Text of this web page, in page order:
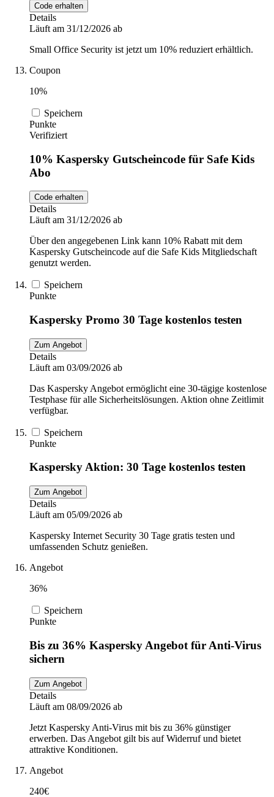
Code erhalten
Details
Läuft am 31/12/2026 ab
Small Office Security ist jetzt um 10% reduziert erhältlich.
Coupon
10%
Speichern
Punkte
Verifiziert
10% Kaspersky Gutscheincode für Safe Kids
Abo
Code erhalten
Details
Läuft am 31/12/2026 ab
Über den angegebenen Link kann 10% Rabatt mit dem
Kaspersky Gutscheincode auf die Safe Kids Mitgliedschaft
genutzt werden.
Speichern
Punkte
Kaspersky Promo 30 Tage kostenlos testen
Zum Angebot
Details
Läuft am 03/09/2026 ab
Das Kaspersky Angebot ermöglicht eine 30-tägige kostenlose
Testphase für alle Sicherheitslösungen. Aktion ohne Zeitlimit
verfügbar.
Speichern
Punkte
Kaspersky Aktion: 30 Tage kostenlos testen
Zum Angebot
Details
Läuft am 05/09/2026 ab
Kaspersky Internet Security 30 Tage gratis testen und
umfassenden Schutz genießen.
Angebot
36%
Speichern
Punkte
Bis zu 36% Kaspersky Angebot für Anti-Virus
sichern
Zum Angebot
Details
Läuft am 08/09/2026 ab
Jetzt Kaspersky Anti-Virus mit bis zu 36% günstiger
erwerben. Das Angebot gilt bis auf Widerruf und bietet
attraktive Konditionen.
Angebot
240€